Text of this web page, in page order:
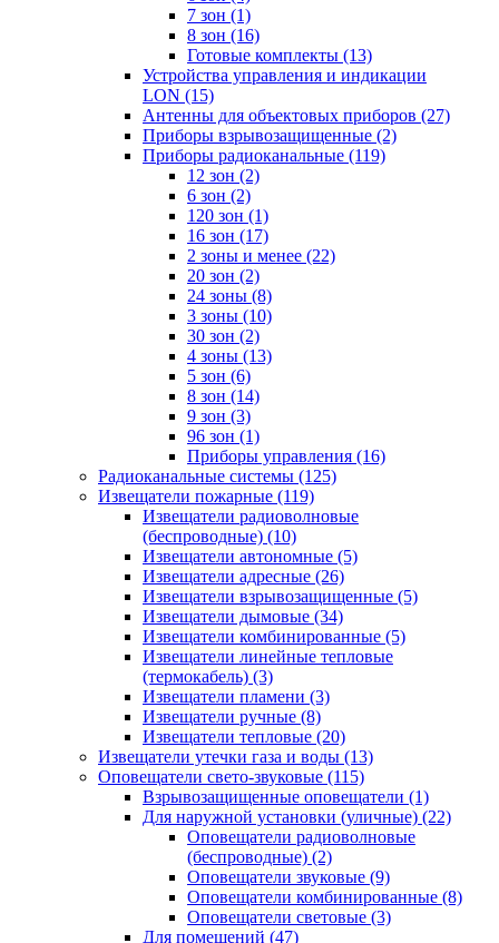
7 зон (1)
8 зон (16)
Готовые комплекты (13)
Устройства управления и индикации
LON (15)
Антенны для объектовых приборов (27)
Приборы взрывозащищенные (2)
Приборы радиоканальные (119)
12 зон (2)
6 зон (2)
120 зон (1)
16 зон (17)
2 зоны и менее (22)
20 зон (2)
24 зоны (8)
3 зоны (10)
30 зон (2)
4 зоны (13)
5 зон (6)
8 зон (14)
9 зон (3)
96 зон (1)
Приборы управления (16)
Радиоканальные системы (125)
Извещатели пожарные (119)
Извещатели радиоволновые
(беспроводные) (10)
Извещатели автономные (5)
Извещатели адресные (26)
Извещатели взрывозащищенные (5)
Извещатели дымовые (34)
Извещатели комбинированные (5)
Извещатели линейные тепловые
(термокабель) (3)
Извещатели пламени (3)
Извещатели ручные (8)
Извещатели тепловые (20)
Извещатели утечки газа и воды (13)
Оповещатели свето-звуковые (115)
Взрывозащищенные оповещатели (1)
Для наружной установки (уличные) (22)
Оповещатели радиоволновые
(беспроводные) (2)
Оповещатели звуковые (9)
Оповещатели комбинированные (8)
Оповещатели световые (3)
Для помещений (47)